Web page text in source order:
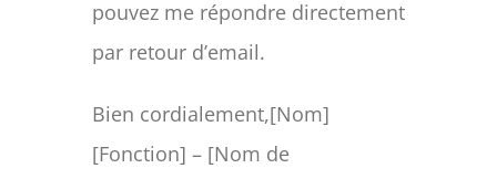
pouvez me répondre directement
par retour d’email.
Bien cordialement,[Nom]
[Fonction] – [Nom de